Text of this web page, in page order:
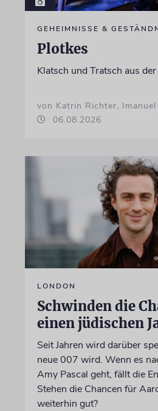
GEHEIMNISSE &
Plotkes
Klatsch und Tratsch aus
von Katrin Richter, Imanuel
06.08.2026
LONDON
Schwinden die
einen jüdischen
Seit Jahren wird darüber
neue 007 wird. Wenn es
Amy Pascal geht, fällt die
Stehen die Chancen für
weiterhin gut?